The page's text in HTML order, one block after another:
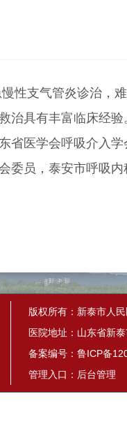
支气管炎诊治，难
治具有丰富临床经验
医学会呼吸介入学
委员，泰安市呼吸
版权所有：新泰市人
医院地址：山东省新
备案编号： 鲁ICP备
管理入口： 后台管理